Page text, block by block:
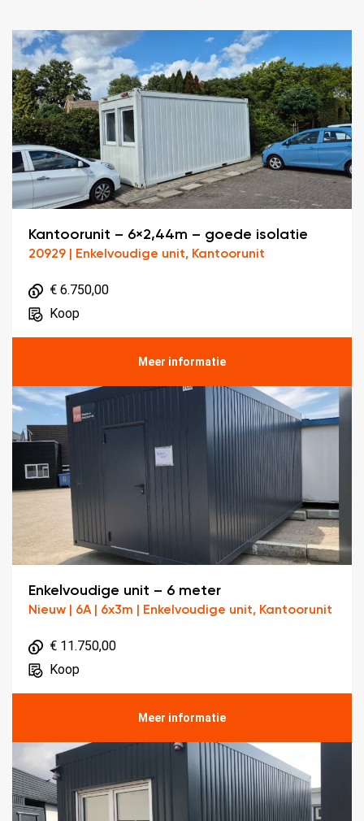
Kantoorunit – 6×2,44m – goede isolatie
20929 | Enkelvoudige unit, Kantoorunit
€ 6.750,00
Koop
Meer informatie
Enkelvoudige unit – 6 meter
Nieuw | 6A | 6x3m | Enkelvoudige unit, Kantoorunit
€ 11.750,00
Koop
Meer informatie